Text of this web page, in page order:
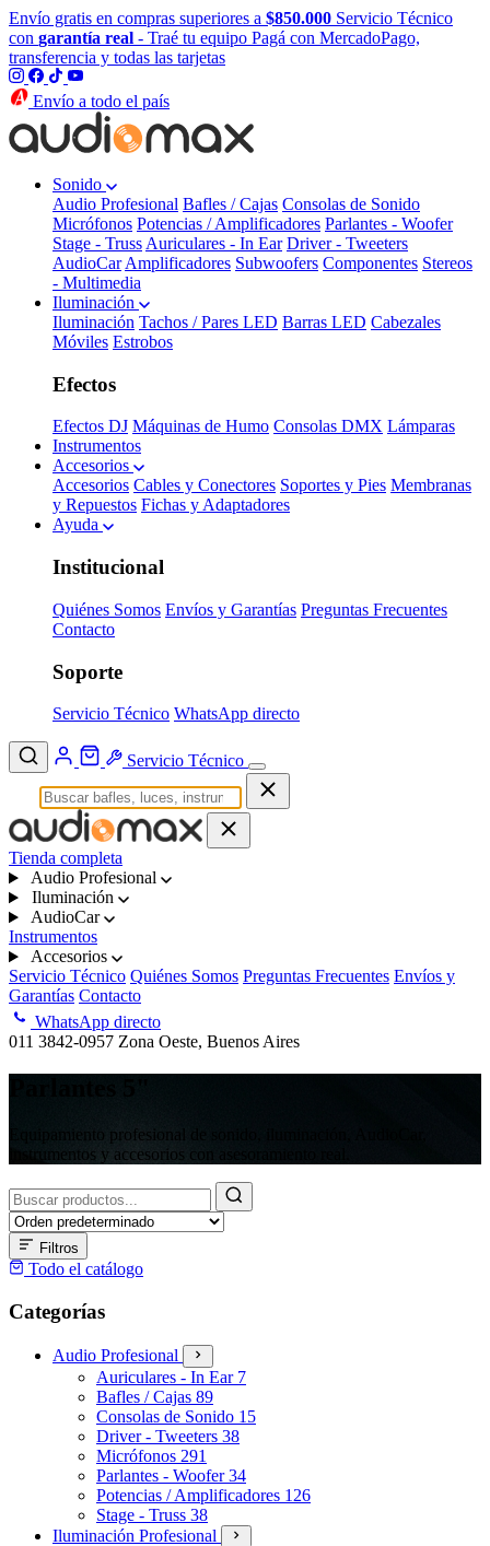
Envío gratis en compras superiores a $850.000 Servicio Técnico
con garantía real - Traé tu equipo Pagá con MercadoPago,
transferencia y todas las tarjetas
Envío a todo el país
Sonido
Audio Profesional Bafles / Cajas Consolas de Sonido
Micrófonos Potencias / Amplificadores Parlantes - Woofer
Stage - Truss Auriculares - In Ear Driver - Tweeters
AudioCar Amplificadores Subwoofers Componentes Stereos
- Multimedia
Iluminación
Iluminación Tachos / Pares LED Barras LED Cabezales
Móviles Estrobos
Efectos
Efectos DJ Máquinas de Humo Consolas DMX Lámparas
Instrumentos
Accesorios
Accesorios Cables y Conectores Soportes y Pies Membranas
y Repuestos Fichas y Adaptadores
Ayuda
Institucional
Quiénes Somos Envíos y Garantías Preguntas Frecuentes
Contacto
Soporte
Servicio Técnico WhatsApp directo
Servicio Técnico
Tienda completa
Audio Profesional
Iluminación
AudioCar
Instrumentos
Accesorios
Servicio Técnico Quiénes Somos Preguntas Frecuentes Envíos y
Garantías Contacto
WhatsApp directo
011 3842-0957 Zona Oeste, Buenos Aires
Equipamiento profesional de sonido, iluminación, AudioCar,
instrumentos y accesorios con asesoramiento real.
Buscar
productos
Filtros
Todo el catálogo
Categorías
Audio Profesional
Auriculares - In Ear 7
Bafles / Cajas 89
Consolas de Sonido 15
Driver - Tweeters 38
Micrófonos 291
Parlantes - Woofer34
Potencias / Amplificadores 126
Stage - Truss 38
Iluminación Profesional